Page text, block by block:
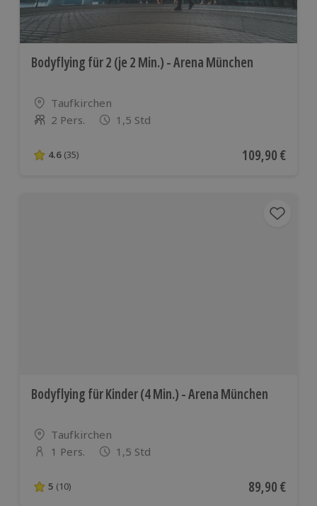
Bodyflying für 2 (je 2 Min.) - Arena München
Standort
Taufkirchen
Anzahl der Teilnehmer
2 Pers. 1,5 Std
4.6 von 5 Sternen basierend auf 35 Bewertungen
4.6 (35) Aktueller Preis
109,90 €
Bodyflying für Kinder (4 Min.) - Arena München
Standort
Taufkirchen
Anzahl der Teilnehmer
1 Pers. 1,5 Std
5 von 5 Sternen basierend auf 10 Bewertungen
5 (10) Aktueller
89,90 €